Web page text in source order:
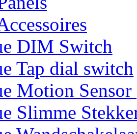
DIM Switch
Tap dial switch
Motion Sensor
Slimme